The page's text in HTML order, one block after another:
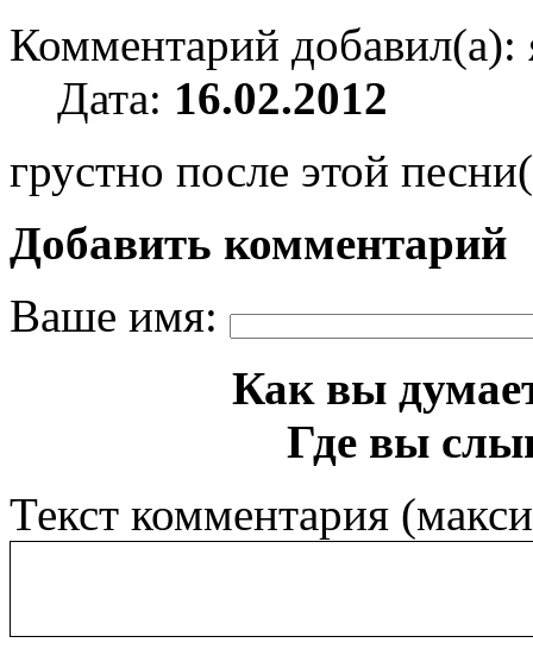
Комментарий добавил(а):
Дата: 16.02.2012
грустно после этой песни(
Добавить комментарий
Ваше имя:
Как вы
Где вы
Текст комментария